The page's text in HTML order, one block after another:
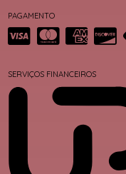
PAGAMENTO
SERVIÇOS FINANCEIROS